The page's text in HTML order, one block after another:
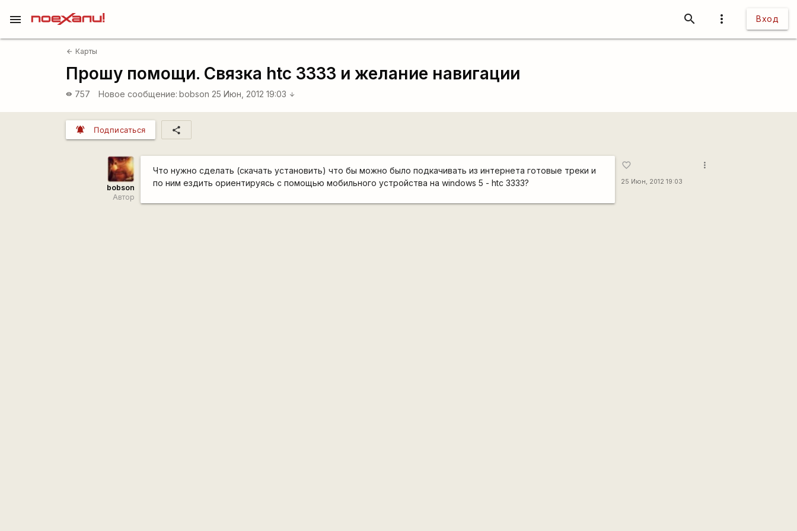
more_vert Вход
search
menu
arrow_back Карты
Прошу помощи. Связка htc 3333 и желание навигации
visibility 757 Новое сообщение: bobson 25 Июн, 2012 19:03 arrow_downward
notifications_active Подписаться share
bobson
Автор
Что нужно сделать (скачать установить) что бы можно было подкачивать из интернета готовые треки и
по ним ездить ориентируясь с помощью мобильного устройства на windows 5 - htc 3333?
favorite_border
25 Июн, 2012 19:03
more_vert